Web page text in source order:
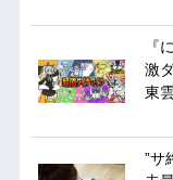
『
激
東
”サ